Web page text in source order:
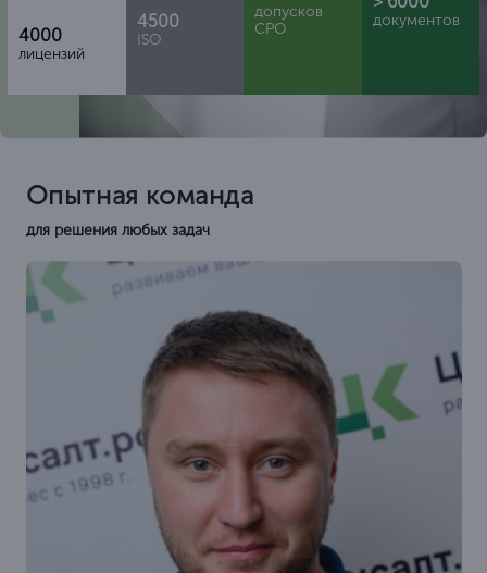
4000
лицензий
4500
ISO
допусков
СРО
документов
Опытная команда
для решения любых задач